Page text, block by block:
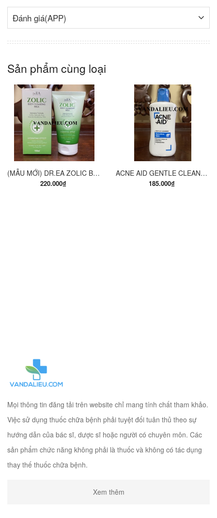
Đánh giá(APP)
Sản phẩm cùng loại
(MẪU MỚI) DR.EA ZOLIC BODY CLEANSING MILK 150ML. SỮA TẮM Y KHOA
220.000₫
ACNE AID GENTLE CLEANSER 100ML. SỮA RỬA MẶT THÍCH HỢP CHO DA NHỜN VÀ MỤN.
185.000₫
Mọi thông tin đăng tải trên website chỉ mang tính chất tham khảo.
Việc sử dụng thuốc chữa bệnh phải tuyệt đối tuân thủ theo sự
hướng dẫn của bác sĩ, dược sĩ hoặc người có chuyên môn. Các
sản phẩm chức năng không phải là thuốc và không có tác dụng
thay thế thuốc chữa bệnh.
Xem thêm